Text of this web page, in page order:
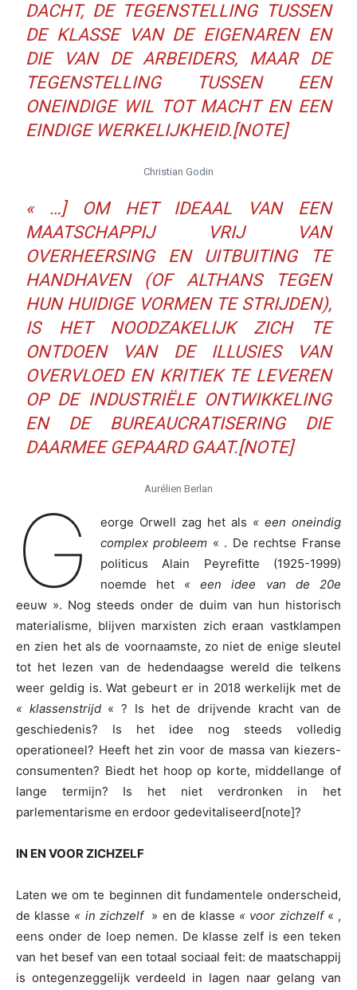
DACHT, DE TEGENSTELLING TUSSEN
DE KLASSE VAN DE EIGENAREN EN
DIE VAN DE ARBEIDERS, MAAR DE
TEGENSTELLING TUSSEN EEN
ONEINDIGE WIL TOT MACHT EN EEN
EINDIGE WERKELIJKHEID.[NOTE]
Christian Godin
« …] OM HET IDEAAL VAN EEN
MAATSCHAPPIJ VRIJ VAN
OVERHEERSING EN UITBUITING TE
HANDHAVEN (OF ALTHANS TEGEN
HUN HUIDIGE VORMEN TE STRIJDEN),
IS HET NOODZAKELIJK ZICH TE
ONTDOEN VAN DE ILLUSIES VAN
OVERVLOED EN KRITIEK TE LEVEREN
OP DE INDUSTRIËLE ONTWIKKELING
EN DE BUREAUCRATISERING DIE
DAARMEE GEPAARD GAAT.[NOTE]
Aurélien Berlan
G eorge Orwell zag het als « een oneindig
complex probleem « . De rechtse Franse
politicus Alain Peyrefitte (1925-1999)
noemde het « een idee van de 20e
eeuw ». Nog steeds onder de duim van hun historisch
materialisme, blijven marxisten zich eraan vastklampen
en zien het als de voornaamste, zo niet de enige sleutel
tot het lezen van de hedendaagse wereld die telkens
weer geldig is. Wat gebeurt er in 2018 werkelijk met de
« klassenstrijd « ? Is het de drijvende kracht van de
geschiedenis? Is het idee nog steeds volledig
operationeel? Heeft het zin voor de massa van kiezers-
consumenten? Biedt het hoop op korte, middellange of
lange termijn? Is het niet verdronken in het
parlementarisme en erdoor gedevitaliseerd[note]?
IN EN VOOR ZICHZELF
Laten we om te beginnen dit fundamentele onderscheid,
de klasse « in zichzelf » en de klasse « voor zichzelf « ,
eens onder de loep nemen. De klasse zelf is een teken
van het besef van een totaal sociaal feit: de maatschappij
is ontegenzeggelijk verdeeld in lagen naar gelang van